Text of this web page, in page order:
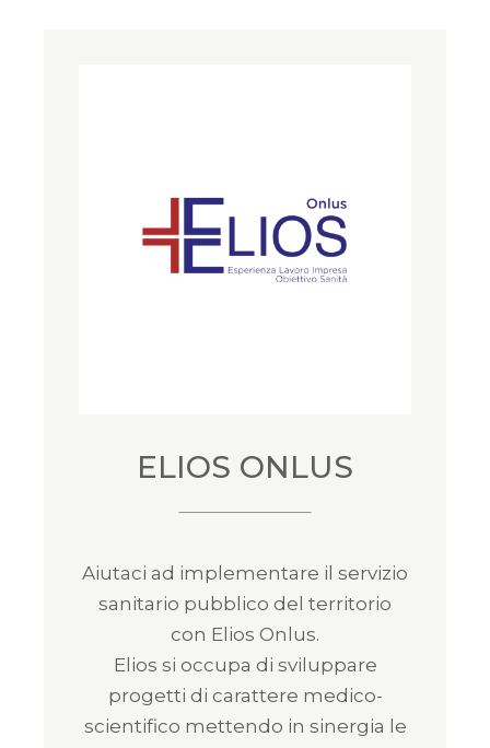
ELIOS ONLUS
Aiutaci ad implementare il servizio
sanitario pubblico del territorio
con Elios Onlus.
Elios si occupa di sviluppare
progetti di carattere medico-
scientifico mettendo in sinergia le